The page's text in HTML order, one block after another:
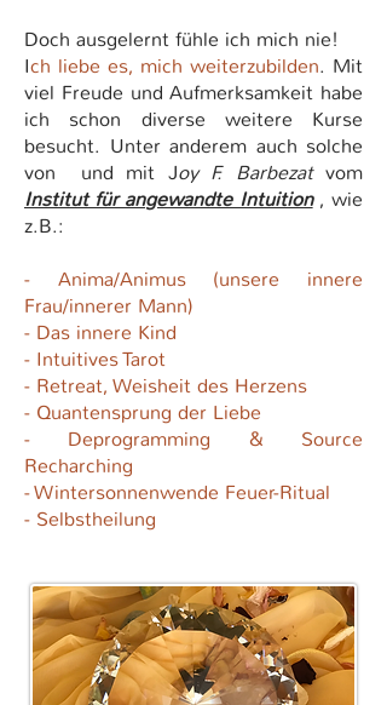
Doch ausgelernt fühle ich mich nie!
Ich liebe es, mich weiterzubilden. Mit
viel Freude und Aufmerksamkeit habe
ich schon diverse weitere Kurse
besucht. Unter anderem auch solche
von und mit Joy F. Barbezatvom
Institut für angewandte Intuition , wie
z.B.:
- Anima/Animus (unsere innere
Frau/innerer Mann)
- Das innere Kind
- Intuitives Tarot
- Retreat, Weisheit des Herzens
- Quantensprung der Liebe
- Deprogramming & Source
Recharching
- Wintersonnenwende Feuer-Ritual
- Selbstheilung